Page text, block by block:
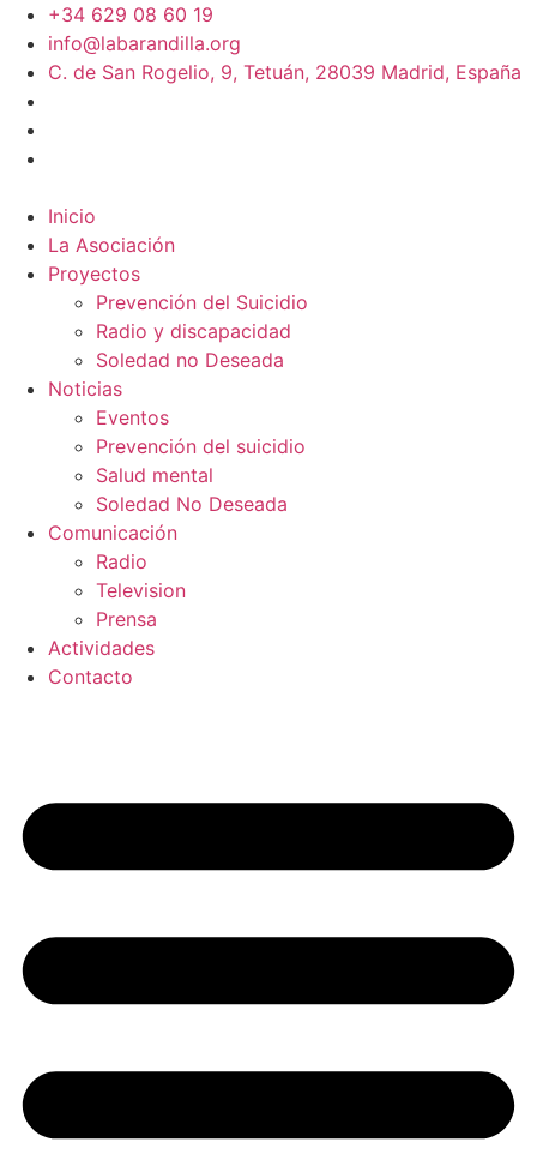
+34 629 08 60 19
info@labarandilla.org
C. de San Rogelio, 9, Tetuán, 28039 Madrid, España
Inicio
La Asociación
Proyectos
Prevención del Suicidio
Radio y discapacidad
Soledad no Deseada
Noticias
Eventos
Prevención del suicidio
Salud mental
Soledad No Deseada
Comunicación
Radio
Television
Prensa
Actividades
Contacto